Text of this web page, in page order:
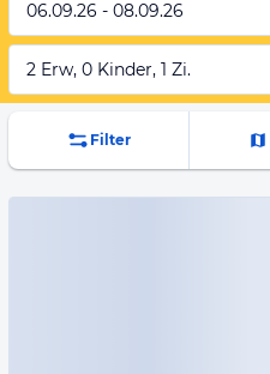
06.09.26 - 08.09.26
2 Erw, 0 Kinder, 1 Zi.
Filter